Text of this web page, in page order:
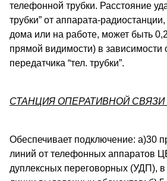
телефонной трубки. Расстояние
трубки” от аппарата-
дома или на работе, может быть
прямой видимости) в зависимости
передатчика “тел. трубки”.
СТАНЦИЯ ОПЕРАТИВНОЙ СВЯЗИ
Обеспечивает подключение: а)30
линий от телефонных аппаратов
дуплексных переговорных (УДП), в